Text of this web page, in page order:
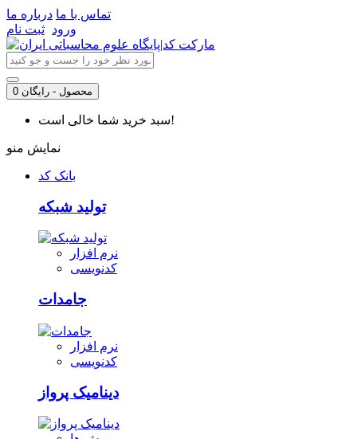
تماس با ما درباره ما
ورود ثبت نام
0 محصول - رایگان
سبد خرید شما خالی است!
نمایش منو
بانک کد
تولید شبکه
نرم افزار
کدنویسی
جامدات
نرم افزار
کدنویسی
دینامیک پرواز